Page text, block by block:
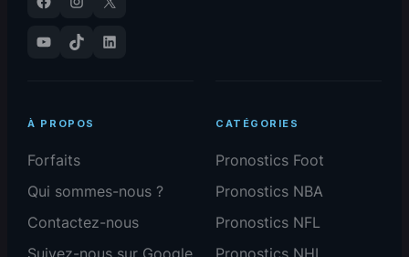
YouTube
TikTok LinkedIn
À PROPOS
Forfaits
Qui sommes-nous ?
Contactez-nous
Suivez-nous sur Google
CATÉGORIES
Pronostics Foot
Pronostics NBA
Pronostics NFL
Pronostics NHL